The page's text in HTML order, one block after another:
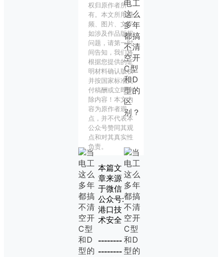
权归原作者所
有。本文所用视
频、图片、文字
如涉及作品版权
问题，请第一时
间告知，我们将
根据您提供的证
明材料确认版权
并按国家标准支
付稿酬或立即删
除内容！本文内
容为原作者观
点，并不代表本
公众号赞同其观
点和对其真实性
负责。
本篇文
章来源
于微信
公众号:
港口技
术安全
--------
--------